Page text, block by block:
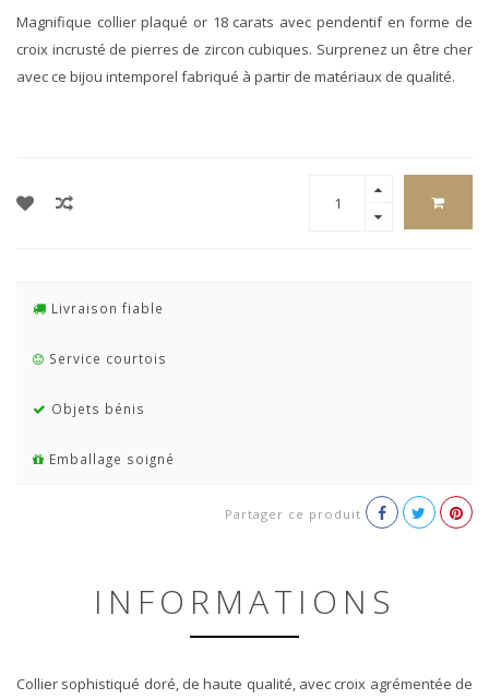
Magnifique collier plaqué or 18 carats avec pendentif en forme de
croix incrusté de pierres de zircon cubiques. Surprenez un être cher
avec ce bijou intemporel fabriqué à partir de matériaux de qualité.
Livraison fiable
Service courtois
Objets bénis
Emballage soigné
Partager ce produit
INFORMATIONS
Collier sophistiqué doré, de haute qualité, avec croix agrémentée de